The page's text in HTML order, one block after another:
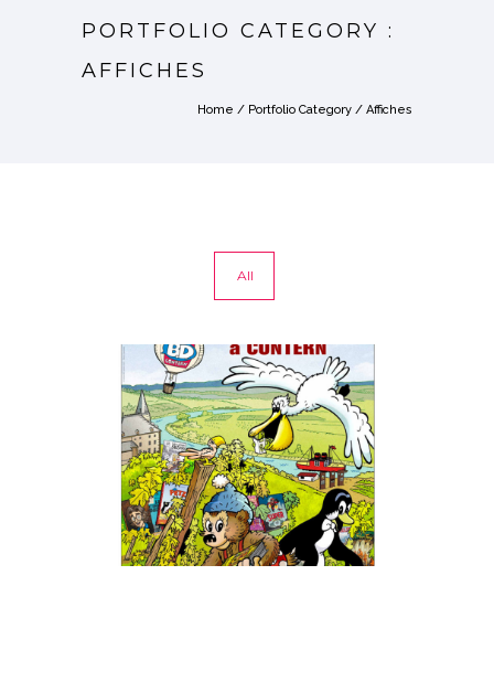
PORTFOLIO CATEGORY :
AFFICHES
Home / Portfolio Category / Affiches
All
AFFICHES
Affiches